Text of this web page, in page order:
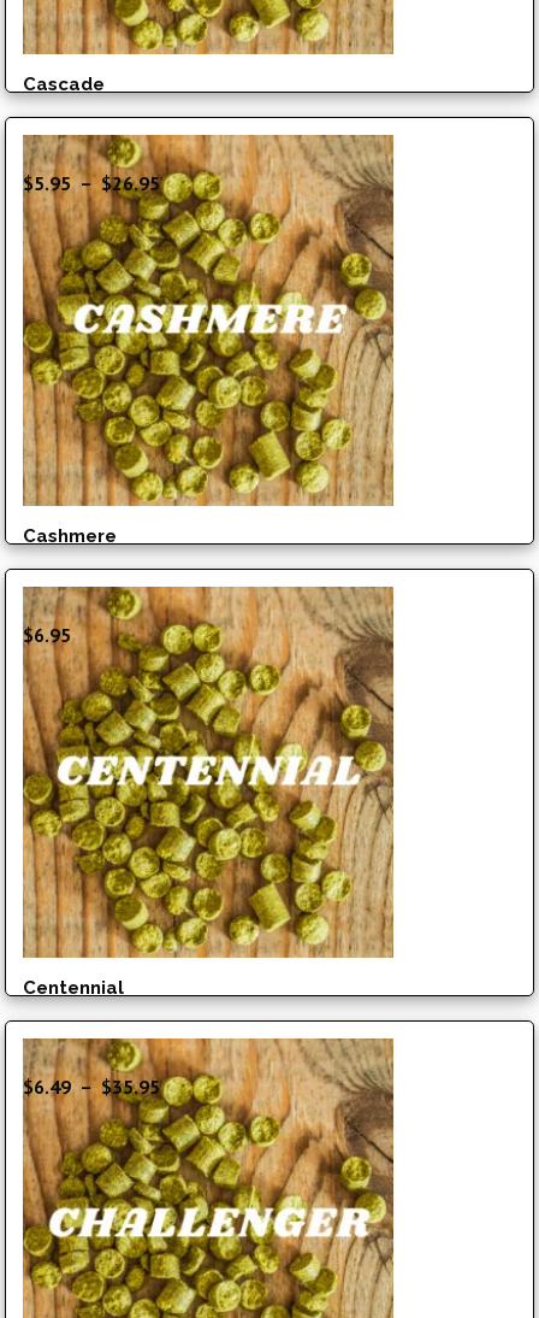
Cascade
$5.95 – $26.95Plage
de
prix :
$5.95
à
$26.95
Cashmere
$6.95
Centennial
$6.49 – $35.95Plage
de
prix :
$6.49
à
$35.95